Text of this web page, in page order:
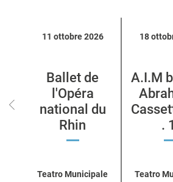
eventi
categoria
11 ottobre 2026
Ballet de
l'Opéra
national du
Rhin
Teatro Municipale
18
A.I.M
. 1
Teatro